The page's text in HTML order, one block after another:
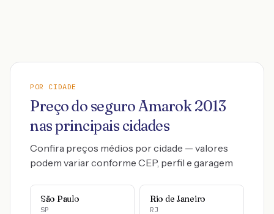
POR CIDADE
Preço do seguroAmarok2013
nas principais cidades
Confira preços médios por cidade — valores
podem variar conforme CEP, perfil e garagem
São Paulo
SP
Rio de Janeiro
RJ